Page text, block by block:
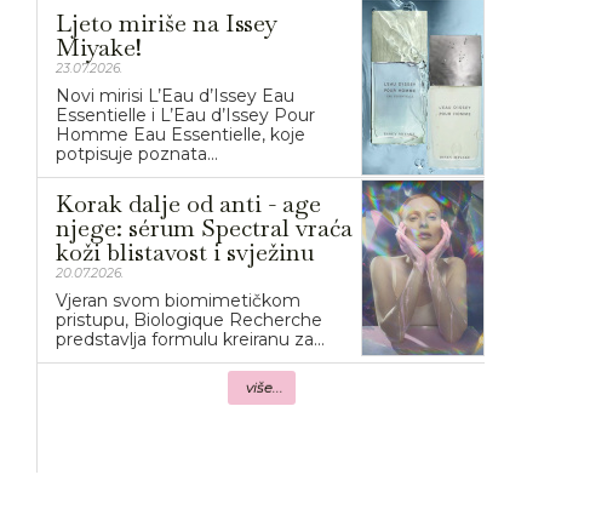
Ljeto miriše na Issey
Miyake!
23.07.2026.
Novi mirisi L’Eau d’Issey Eau
Essentielle i L’Eau d’Issey Pour
Homme Eau Essentielle, koje
potpisuje poznata...
Korak dalje od anti - age
njege: sérum Spectral vraća
koži blistavost i svježinu
20.07.2026.
Vjeran svom biomimetičkom
pristupu, Biologique Recherche
predstavlja formulu kreiranu za...
više...